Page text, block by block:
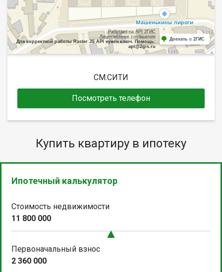
Работает на API 2ГИС
Лицензионное соглашение
Для корректной работы Raster JS API нужен ключ. Помощь:
api@2gis.ru
Доехать с 2ГИС
СМ.СИТИ
Посмотреть телефон
Купить квартиру в ипотеку
Ипотечный калькулятор
Стоимость недвижимости
11 800 000
Первоначальный взнос
2 360 000